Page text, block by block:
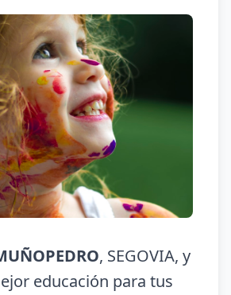
, SEGOVIA, y
educación para tus